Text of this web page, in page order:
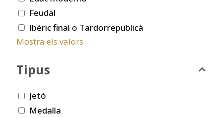
Feudal
Ibèric final o Tardorrepublicà
Mostra els valors
Tipus
Jetó
Medalla